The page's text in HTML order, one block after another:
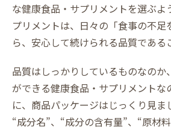
な健康食品・サプリメントを選ぶよ
プリメントは、日々の「食事の不
ら、安心して続けられる品質である
品質はしっかりしているものなのか
ができる健康食品・サプリメントな
に、商品パッケージはじっくり見ま
“成分名”、“成分の含有量”、“原材